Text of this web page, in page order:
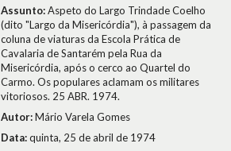
Assunto:Aspeto do Largo Trindade Coelho
(dito "Largo da Misericórdia"), à passagem da
coluna de viaturas da Escola Prática de
Cavalaria de Santarém pela Rua da
Misericórdia, após o cerco ao Quartel do
Carmo. Os populares aclamam os militares
vitoriosos. 25 ABR. 1974.
Autor:Mário Varela Gomes
Data:quinta, 25 de abril de 1974